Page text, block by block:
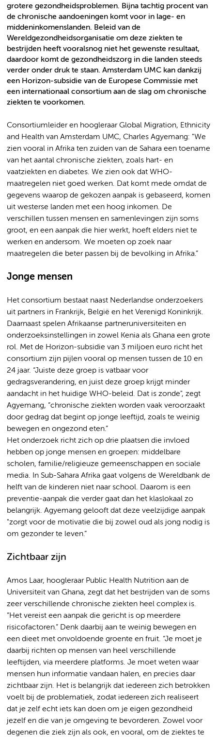
grotere gezondheidsproblemen. Bijna tachtig procent van
de chronische aandoeningen komt voor in lage- en
middeninkomenslanden. Beleid van de
Wereldgezondheidsorganisatie om deze ziekten te
bestrijden heeft vooralsnog niet het gewenste resultaat,
daardoor komt de gezondheidszorg in die landen steeds
verder onder druk te staan. Amsterdam UMC kan dankzij
een Horizon-subsidie van de Europese Commissie met
een internationaal consortium aan de slag om chronische
ziekten te voorkomen.
Consortiumleider en hoogleraar Global Migration, Ethnicity
and Health van Amsterdam UMC, Charles Agyemang: "We
zien vooral in Afrika ten zuiden van de Sahara een toename
van het aantal chronische ziekten, zoals hart- en
vaatziekten en diabetes. We zien ook dat WHO-
maatregelen niet goed werken. Dat komt mede omdat de
gegevens waarop de gekozen aanpak is gebaseerd, komen
uit westerse landen met een hoog inkomen. De
verschillen tussen mensen en samenlevingen zijn soms
groot, en een aanpak die hier werkt, hoeft elders niet te
werken en andersom. We moeten op zoek naar
maatregelen die beter passen bij de bevolking in Afrika.”
Jonge mensen
Het consortium bestaat naast Nederlandse onderzoekers
uit partners in Frankrijk, België en het Verenigd Koninkrijk.
Daarnaast spelen Afrikaanse partneruniversiteiten en
onderzoeksinstellingen in zowel Kenia als Ghana een grote
rol. Met de Horizon-subsidie van 3 miljoen euro richt het
consortium zijn pijlen vooral op mensen tussen de 10 en
24 jaar. “Juiste deze groep is vatbaar voor
gedragsverandering, en juist deze groep krijgt minder
aandacht in het huidige WHO-beleid. Dat is zonde", zegt
Agyemang, ”chronische ziekten worden vaak veroorzaakt
door gedrag dat begint op jonge leeftijd, zoals te weinig
bewegen en ongezond eten.”
Het onderzoek richt zich op drie plaatsen die invloed
hebben op jonge mensen en groepen: middelbare
scholen, familie/religieuze gemeenschappen en sociale
media. In Sub-Sahara Afrika gaat volgens de Wereldbank de
helft van de kinderen niet naar school. Daarom is een
preventie-aanpak die verder gaat dan het klaslokaal zo
belangrijk. Agyemang gelooft dat deze veelzijdige aanpak
"zorgt voor de motivatie die bij zowel oud als jong nodig is
om gezonder te leven.”
Zichtbaar zijn
Amos Laar, hoogleraar Public Health Nutrition aan de
Universiteit van Ghana, zegt dat het bestrijden van de soms
zeer verschillende chronische ziekten heel complex is.
”Het vereist een aanpak die gericht is op meerdere
risicofactoren.” Denk daarbij aan te weinig bewegen en
een dieet met onvoldoende groente en fruit. “Je moet je
daarbij richten op mensen van heel verschillende
leeftijden, via meerdere platforms. Je moet weten waar
mensen hun informatie vandaan halen, en precies daar
zichtbaar zijn. Het is belangrijk dat iedereen zich betrokken
voelt bij de problematiek, zodat iedereen zich realiseert
dat je zelf echt iets kan doen om je eigen gezondheid
jezelf en die van je omgeving te bevorderen. Zowel voor
degenen die ziek zijn als ook, en vooral, om de ziektes te